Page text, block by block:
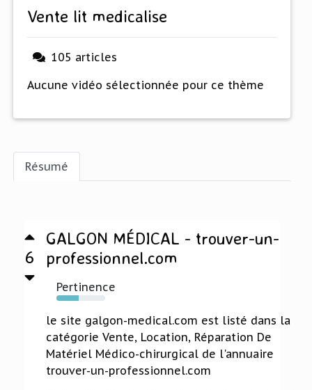
vente lit medicalise
105 articles
Aucune vidéo sélectionnée pour ce thème
Résumé
6
GALGON MÉDICAL - trouver-un-
professionnel.com
Pertinence
46%
le site galgon-medical.com est listé dans la
catégorie Vente, Location, Réparation De
Matériel Médico-chirurgical de l'annuaire
trouver-un-professionnel.com